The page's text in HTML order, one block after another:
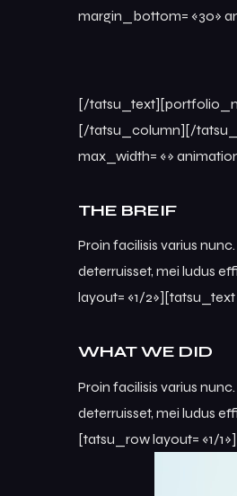
margin_bottom= «30»
[/
[/tatsu_column][/
max_width= «»
THE BREIF
Proin facilisis varius
deterruisset, mei ludus
layout= «1/
WHAT WE DID
Proin facilisis varius
deterruisset, mei ludus
[tatsu_row layout= «1/